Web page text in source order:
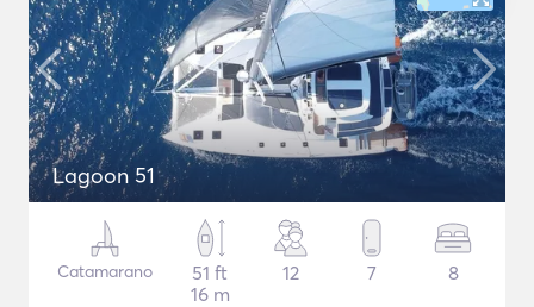
Lagoon 51
Catamarano
51 ft
16 m
12 7 8